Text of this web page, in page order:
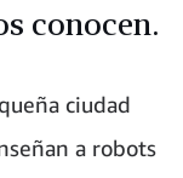
conocen.
ciudad
a robots